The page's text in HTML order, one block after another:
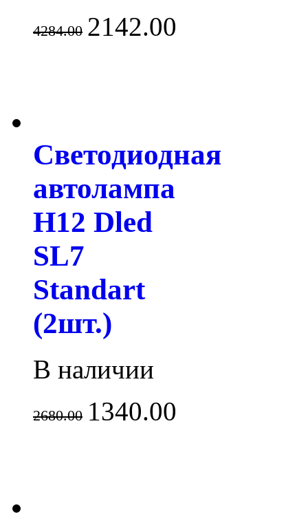
4284.00 2142.00
Светодиодная
автолампа
H12 Dled
SL7
Standart
(2шт.)
В наличии
2680.00 1340.00